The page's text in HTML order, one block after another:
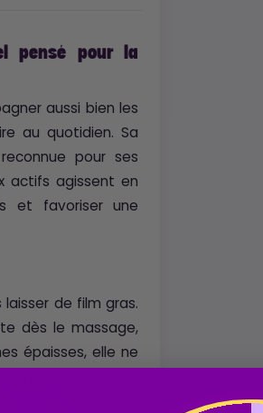
pensé pour la
aussi bien les
au quotidien. Sa
pour ses
actifs agissent en
et favoriser une
de film gras.
dès le massage,
épaisses, elle ne
une séance